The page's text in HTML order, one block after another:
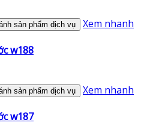
sản phẩm dịch vụ Xem nhanh
w188
sản phẩm dịch vụ Xem nhanh
w187